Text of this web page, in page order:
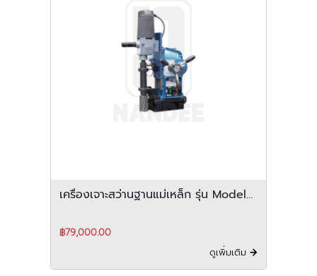
เครื่องเจาะสว่านฐานแม่เหล็ก รุ่น Model
฿79,000.00
ดูเพิ่มเติม